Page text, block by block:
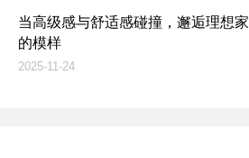
当高级感与舒适感碰撞，邂逅理想家
的模样
2025-11-24